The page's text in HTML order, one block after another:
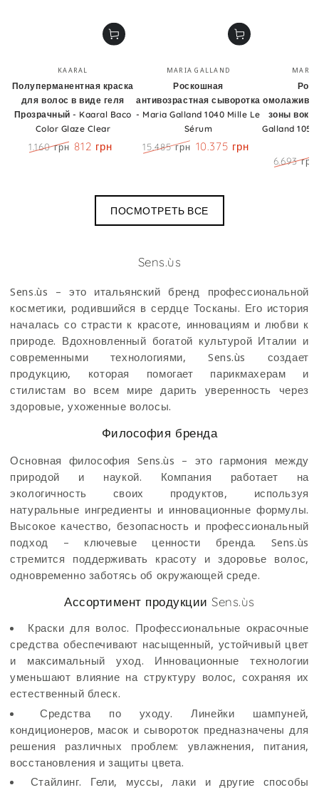
Бренд:
KAARAL
Полуперманентная краска
для волос в виде геля
Прозрачный - Kaaral Baco
Color Glaze Clear
1.160 грн 812 грн
Бренд:
MARIA GALLAND
Роскошная
антивозрастная сыворотка
- Maria Galland 1040 Mille Le
Sérum
15.485 грн 10.375 грн
MARIA
зоны
Galland
6.693 грн
ПОСМОТРЕТЬ ВСЕ
Категория:
Sens.ùs
Sens.ùs – это итальянский бренд профессиональной
косметики, родившийся в сердце Тосканы. Его история
началась со страсти к красоте, инновациям и любви к
природе. Вдохновленный богатой культурой Италии и
современными технологиями, Sens.ùs создает
продукцию, которая помогает парикмахерам и
стилистам во всем мире дарить уверенность через
здоровые, ухоженные волосы.
Философия бренда
Основная философия Sens.ùs – это гармония между
природой и наукой. Компания работает на
экологичность своих продуктов, используя
натуральные ингредиенты и инновационные формулы.
Высокое качество, безопасность и профессиональный
подход – ключевые ценности бренда. Sens.ùs
стремится поддерживать красоту и здоровье волос,
одновременно заботясь об окружающей среде.
Ассортимент продукции Sens.ùs
Краски для волос. Профессиональные окрасочные
средства обеспечивают насыщенный, устойчивый цвет
и максимальный уход. Инновационные технологии
уменьшают влияние на структуру волос, сохраняя их
естественный блеск.
Средства по уходу. Линейки шампуней,
кондиционеров, масок и сывороток предназначены для
решения различных проблем: увлажнения, питания,
восстановления и защиты цвета.
Стайлинг. Гели, муссы, лаки и другие способы